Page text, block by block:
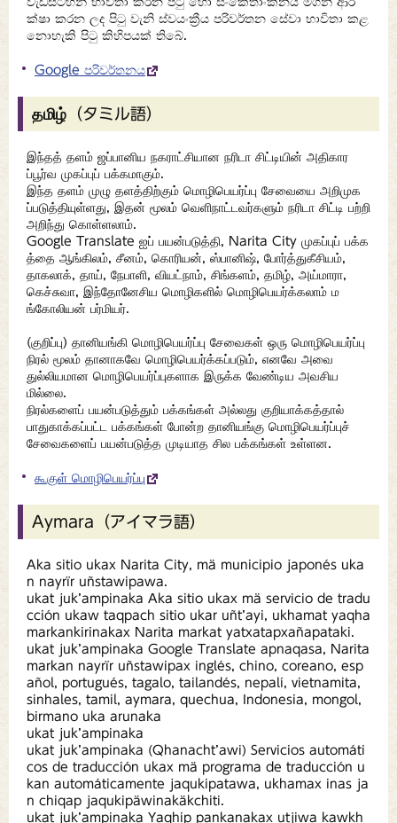
ක්ෂා කරන ලද පිටු වැනි ස්වයංක්‍රීය පරිවර්තන සේවා භාවිතා කළ
නොහැකි පිටු කිහිපයක් තිබේ.
Google පරිවර්තනය
தமிழ்（タミル語）
இந்தத் தளம் ஜப்பானிய நகராட்சியான நரிடா சிட்டியின் அதிகார
ப்பூர்வ முகப்புப் பக்கமாகும்.
இந்த தளம் முழு தளத்திற்கும் மொழிபெயர்ப்பு சேவையை அறிமுக
ப்படுத்தியுள்ளது, இதன் மூலம் வெளிநாட்டவர்களும் நரிடா சிட்டி பற்றி
அறிந்து கொள்ளலாம்.
Google Translate ஐப் பயன்படுத்தி, Narita City முகப்புப் பக்க
த்தை ஆங்கிலம், சீனம், கொரியன், ஸ்பானிஷ், போர்த்துகீசியம்,
தாகலாக், தாய், நேபாளி, வியட்நாம், சிங்களம், தமிழ், அய்மாரா,
கெச்சுவா, இந்தோனேசிய மொழிகளில் மொழிபெயர்க்கலாம் ம
ங்கோலியன் பர்மியர்.
(குறிப்பு) தானியங்கி மொழிபெயர்ப்பு சேவைகள் ஒரு மொழிபெயர்ப்பு
நிரல் மூலம் தானாகவே மொழிபெயர்க்கப்படும், எனவே அவை
துல்லியமான மொழிபெயர்ப்புகளாக இருக்க வேண்டிய அவசிய
மில்லை.
நிரல்களைப் பயன்படுத்தும் பக்கங்கள் அல்லது குறியாக்கத்தால்
பாதுகாக்கப்பட்ட பக்கங்கள் போன்ற தானியங்கு மொழிபெயர்ப்புச்
சேவைகளைப் பயன்படுத்த முடியாத சில பக்கங்கள் உள்ளன.
கூகுள் மொழிபெயர்ப்பு
Aymara（アイマラ語）
Aka sitio ukax Narita City, mä municipio japonés uka
n nayrïr uñstawipawa.
ukat juk’ampinaka Aka sitio ukax mä servicio de tradu
cción ukaw taqpach sitio ukar uñt’ayi, ukhamat yaqha
markankirinakax Narita markat yatxatapxañapataki.
ukat juk’ampinaka Google Translate apnaqasa, Narita
markan nayrïr uñstawipax inglés, chino, coreano, esp
añol, portugués, tagalo, tailandés, nepalí, vietnamita,
sinhales, tamil, aymara, quechua, Indonesia, mongol,
birmano uka arunaka
ukat juk’ampinaka
ukat juk’ampinaka (Qhanacht’awi) Servicios automáti
cos de traducción ukax mä programa de traducción u
kan automáticamente jaqukipatawa, ukhamax inas ja
n chiqap jaqukipäwinakäkchiti.
ukat juk’ampinaka Yaqhip pankanakax utjiwa kawkh